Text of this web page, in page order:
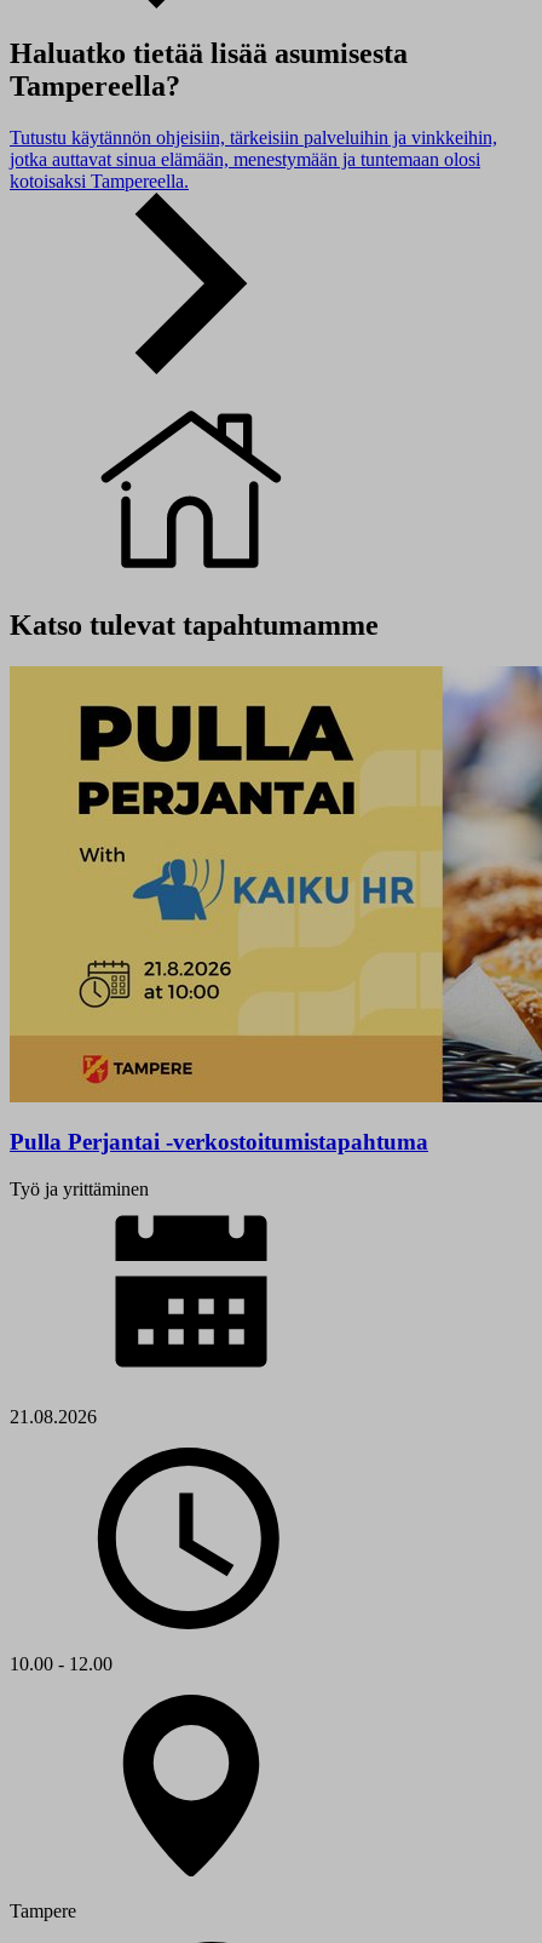
Haluatko tietää lisää asumisesta
Tampereella?
Tutustu käytännön ohjeisiin, tärkeisiin palveluihin ja vinkkeihin,
jotka auttavat sinua elämään, menestymään ja tuntemaan olosi
kotoisaksi Tampereella.
Katso tulevat tapahtumamme
Pulla Perjantai -verkostoitumistapahtuma
Työ ja yrittäminen
21.08.2026
10.00 - 12.00
Tampere